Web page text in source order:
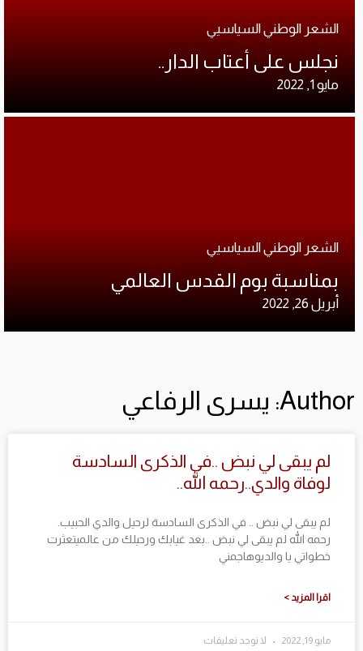
الشعر الوطني السياسيي
نجلس على أعتاب الدار..
مايو 1, 2022
الشعر الوطني السياسيي
بمناسبة بوم القدس العالمي
أبريل 26, 2022
Author: يسرى الرفاعي
لم يبقى لي نبض ..في الذكرى السادسة
لوفاة والدي..رحمه الله..
لم يبقى لي نبض .. في الذكرى السادسة لرحيل والدي الحبيب.
رحمه الله لم يبقى لي نبض ..بعد غيابك ورحيلك من عالميتعثرت
خطواتي يا والديوهاجمني
اقرا المزيد >
مايو 19, 2022 لا توجد تعليقات